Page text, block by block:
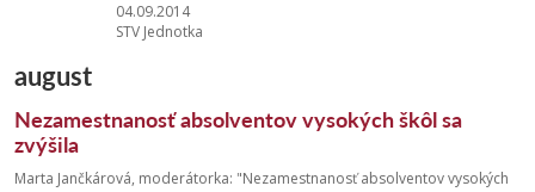
04.09.2014
STV Jednotka
august
Nezamestnanosť absolventov vysokých škôl sa
zvýšila
Marta Jančkárová, moderátorka: "Nezamestnanosť absolventov vysokých